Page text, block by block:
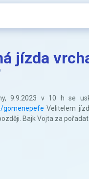
jízda
9.9.2023 v 10 h se
gomenepefe Velitelem
Bajk Vojta za